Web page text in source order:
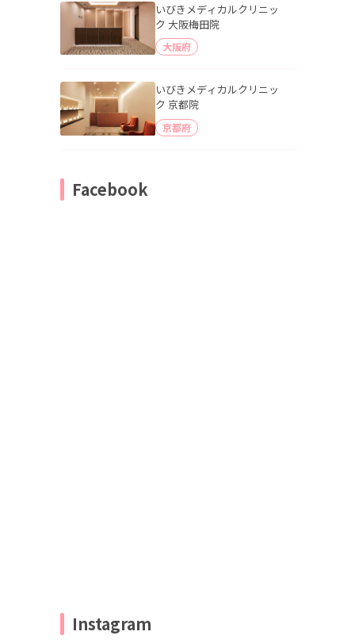
いびきメディカルクリニッ
ク 大阪梅田院
大阪府
いびきメディカルクリニッ
ク 京都院
京都府
Facebook
Instagram